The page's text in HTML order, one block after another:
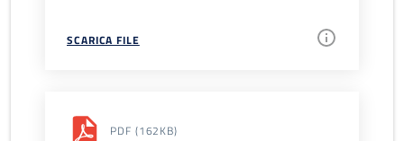
SCARICA FILE
PDF (162KB)